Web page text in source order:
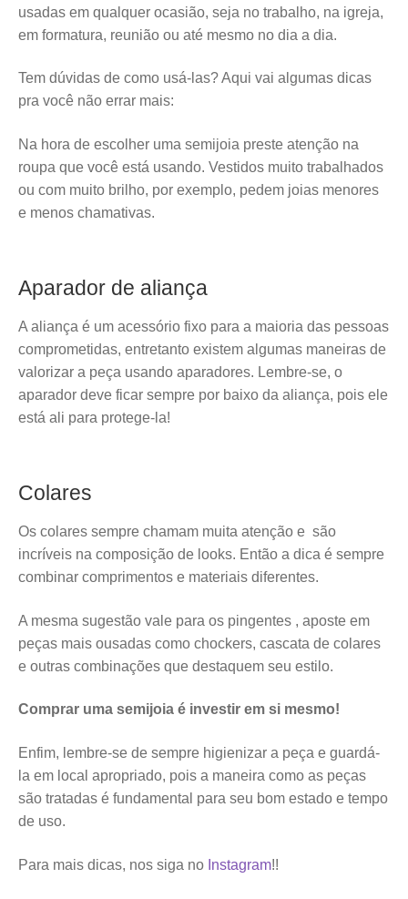
usadas em qualquer ocasião, seja no trabalho, na igreja,
em formatura, reunião ou até mesmo no dia a dia.
Tem dúvidas de como usá-las? Aqui vai algumas dicas
pra você não errar mais:
Na hora de escolher uma semijoia preste atenção na
roupa que você está usando. Vestidos muito trabalhados
ou com muito brilho, por exemplo, pedem joias menores
e menos chamativas.
Aparador de aliança
A aliança é um acessório fixo para a maioria das pessoas
comprometidas, entretanto existem algumas maneiras de
valorizar a peça usando aparadores. Lembre-se, o
aparador deve ficar sempre por baixo da aliança, pois ele
está ali para protege-la!
Colares
Os colares sempre chamam muita atenção e são
incríveis na composição de looks. Então a dica é sempre
combinar comprimentos e materiais diferentes.
A mesma sugestão vale para os pingentes , aposte em
peças mais ousadas como chockers, cascata de colares
e outras combinações que destaquem seu estilo.
Comprar uma semijoia é investir em si mesmo!
Enfim, lembre-se de sempre higienizar a peça e guardá-
la em local apropriado, pois a maneira como as peças
são tratadas é fundamental para seu bom estado e tempo
de uso.
Para mais dicas, nos siga no Instagram!!